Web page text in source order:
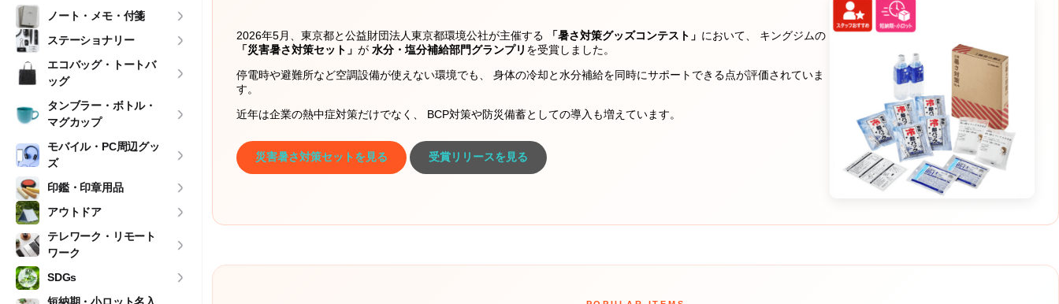
ノート・メモ・付箋
ステーショナリー
エコバッグ・トートバ
ッグ
タンブラー・ボトル・
マグカップ
モバイル・PC周辺グッ
ズ
印鑑・印章用品
アウトドア
テレワーク・リモート
ワーク
SDGs
2026年5月、東京都と公益財団法人東京都環境公社が主催する 「暑さ対策グッズコンテスト」 において、 キングジムの
「災害暑さ対策セット」 が 水分・塩分補給部門グランプリ を受賞しました。
停電時や避難所など空調設備が使えない環境でも、 身体の冷却と水分補給を同時にサポートできる点が評価されていま
す。
近年は企業の熱中症対策だけでなく、 BCP対策や防災備蓄としての導入も増えています。
災害暑さ対策セットを見る 受賞リリースを見る